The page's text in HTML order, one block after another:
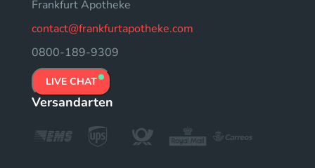
Frankfurt Apotheke
contact@frankfurtapotheke.com
0800-189-9309
LIVE CHAT
Versandarten